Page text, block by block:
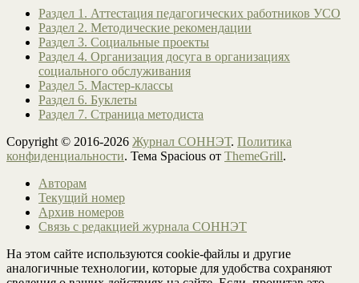
Раздел 1. Аттестация педагогических работников УСО
Раздел 2. Методические рекомендации
Раздел 3. Социальные проекты
Раздел 4. Организация досуга в организациях
социального обслуживания
Раздел 5. Мастер-классы
Раздел 6. Буклеты
Раздел 7. Страница методиста
Copyright © 2016-2026 Журнал СОННЭТ. Политика
конфиденциальности. Тема Spacious от ThemeGrill.
Авторам
Текущий номер
Архив номеров
Связь с редакцией журнала СОННЭТ
На этом сайте используются cookie-файлы и другие
аналогичные технологии, которые для удобства сохраняют